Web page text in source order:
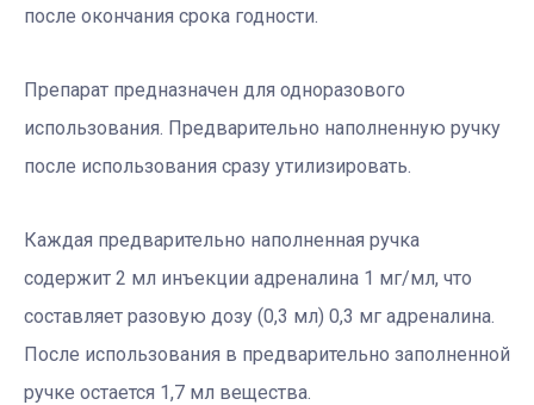
после окончания срока годности.
Препарат предназначен для одноразового
использования. Предварительно наполненную ручку
после использования сразу утилизировать.
Каждая предварительно наполненная ручка
содержит 2 мл инъекции адреналина 1 мг/мл, что
составляет разовую дозу (0,3 мл) 0,3 мг адреналина.
После использования в предварительно заполненной
ручке остается 1,7 мл вещества.